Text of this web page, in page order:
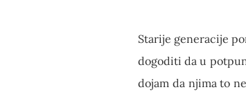
Starije generacije
dogoditi da u
dojam da njima to